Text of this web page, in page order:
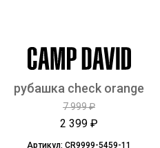
рубашка check orange
7 999 ₽
2 399 ₽
Артикул: CR9999-5459-11